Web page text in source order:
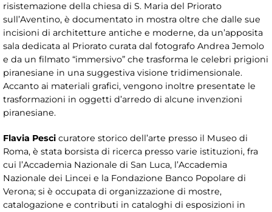
risistemazione della chiesa di S. Maria del Priorato
sull’Aventino, è documentato in mostra oltre che dalle sue
incisioni di architetture antiche e moderne, da un’apposita
sala dedicata al Priorato curata dal fotografo Andrea Jemolo
e da un filmato “immersivo” che trasforma le celebri prigioni
piranesiane in una suggestiva visione tridimensionale.
Accanto ai materiali grafici, vengono inoltre presentate le
trasformazioni in oggetti d’arredo di alcune invenzioni
piranesiane.
Flavia Pesci curatore storico dell’arte presso il Museo di
Roma, è stata borsista di ricerca presso varie istituzioni, fra
cui l’Accademia Nazionale di San Luca, l’Accademia
Nazionale dei Lincei e la Fondazione Banco Popolare di
Verona; si è occupata di organizzazione di mostre,
catalogazione e contributi in cataloghi di esposizioni in